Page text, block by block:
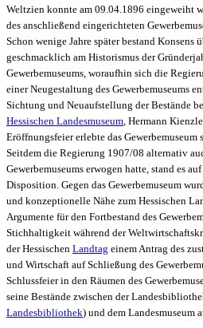
Weltzien konnte am 09.04.1896 eingeweiht
des anschließend eingerichteten
Schon wenige Jahre später bestand Konsens
geschmacklich am Historismus der
Gewerbemuseums, woraufhin sich die
einer Neugestaltung des Gewerbemuseums
Sichtung und Neuaufstellung der Bestände
Hessischen Landesmuseum , Hermann
Eröffnungsfeier erlebte das Gewerbemuseum
Seitdem die Regierung 1907/08 alternativ
Gewerbemuseums erwogen hatte, stand es
Disposition. Gegen das Gewerbemuseum
und konzeptionelle Nähe zum Hessischen
Argumente für den Fortbestand des
Stichhaltigkeit während der
der Hessischen Landtag einem Antrag des
und Wirtschaft auf Schließung des
Schlussfeier in den Räumen des
seine Bestände zwischen der
Landesbibliothek) und dem Landesmuseum